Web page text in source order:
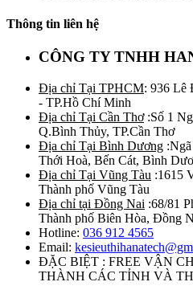
Thông tin liên hệ
CÔNG TY TNHH
Địa chỉ Tại TPHCM: 936 Lê
- TP.Hồ Chí Minh
Địa chỉ Tại Cần Thơ:Số 1
Q.Bình Thủy, TP.Cần Thơ
Địa chỉ Tại Bình Dương
Thới Hoà, Bến Cát, Bình
Địa chỉ Tại Vũng Tàu :1615
Thành phố Vũng Tàu
Địa chỉ tại Đồng Nai :68/81
Thành phố Biên Hòa, Đồng
Hotline: 036 912 4565
Email:
ĐẶC BIỆT : FREE VẬN
THÀNH CÁC TỈNH VÀ